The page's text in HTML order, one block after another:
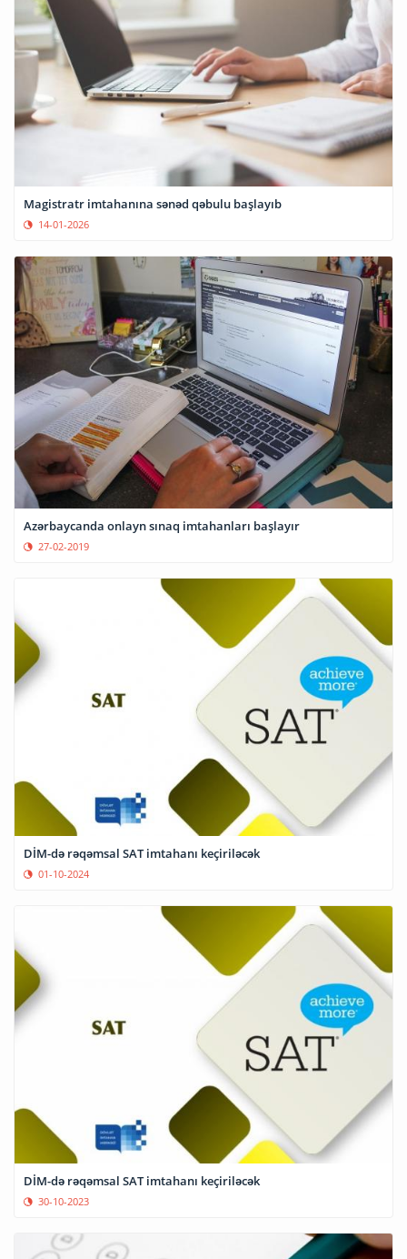
Magistratr imtahanına sənəd qəbulu başlayıb
14-01-2026
Azərbaycanda onlayn sınaq imtahanları başlayır
27-02-2019
DİM-də rəqəmsal SAT imtahanı keçiriləcək
01-10-2024
DİM-də rəqəmsal SAT imtahanı keçiriləcək
30-10-2023